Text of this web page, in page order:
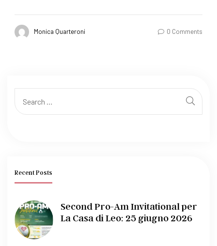
Monica Quarteroni 0 Comments
Recent Posts
Second Pro-Am Invitational per
La Casa di Leo: 25 giugno 2026